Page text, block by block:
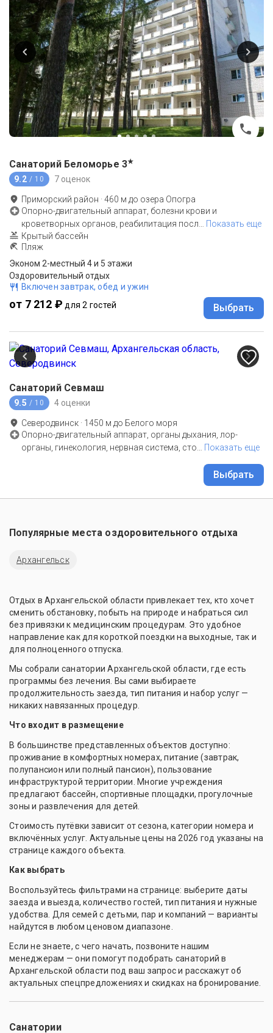
Санаторий Беломорье 3★
9.2 / 10 7 оценок
Приморский район ·460 м до озера Опогра
Опорно-двигательный аппарат, болезни крови и
кроветворных органов, реабилитация посл… Показать еще
Крытый бассейн
Пляж
Эконом 2-местный 4 и 5 этажи
Оздоровительный отдых
Включен завтрак, обед и ужин
от 7 212 ₽ для 2 гостей Выбрать
Санаторий Севмаш
9.5 / 10 4 оценки
Северодвинск · 1450 м до Белого моря
Опорно-двигательный аппарат, органы дыхания, лор-
органы, гинекология, нервная система, сто… Показать еще
Выбрать
Популярные места оздоровительного отдыха
Архангельск
Отдых в Архангельской области привлекает тех, кто хочет
сменить обстановку, побыть на природе и набраться сил
без привязки к медицинским процедурам. Это удобное
направление как для короткой поездки на выходные, так и
для полноценного отпуска.
Мы собрали санатории Архангельской области, где есть
программы без лечения. Вы сами выбираете
продолжительность заезда, тип питания и набор услуг —
никаких навязанных процедур.
Что входит в размещение
В большинстве представленных объектов доступно:
проживание в комфортных номерах, питание (завтрак,
полупансион или полный пансион), пользование
инфраструктурой территории. Многие учреждения
предлагают бассейн, спортивные площадки, прогулочные
зоны и развлечения для детей.
Стоимость путёвки зависит от сезона, категории номера и
включённых услуг. Актуальные цены на 2026 год указаны на
странице каждого объекта.
Как выбрать
Воспользуйтесь фильтрами на странице: выберите даты
заезда и выезда, количество гостей, тип питания и нужные
удобства. Для семей с детьми, пар и компаний — варианты
найдутся в любом ценовом диапазоне.
Если не знаете, с чего начать, позвоните нашим
менеджерам — они помогут подобрать санаторий в
Архангельской области под ваш запрос и расскажут об
актуальных спецпредложениях и скидках на бронирование.
Санатории